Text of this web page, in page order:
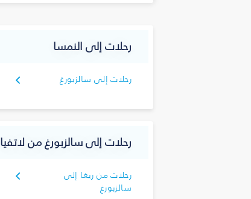
رحلات إلى النمسا
رحلات إلى سالزبورغ
رحلات إلى سالزبورغ من لاتفيا
رحلات من ريغا إلى
سالزبورغ